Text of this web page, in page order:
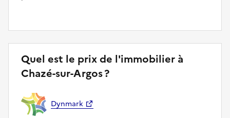
Quel est le prix de l'immobilier à
Chazé-sur-Argos ?
Dynmark